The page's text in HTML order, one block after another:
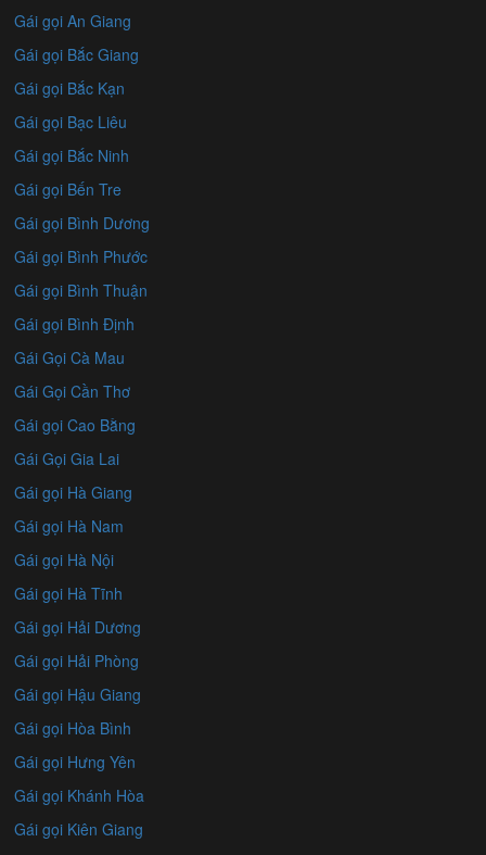
Gái gọi An Giang
Gái gọi Bắc Giang
Gái gọi Bắc Kạn
Gái gọi Bạc Liêu
Gái gọi Bắc Ninh
Gái gọi Bến Tre
Gái gọi Bình Dương
Gái gọi Bình Phước
Gái gọi Bình Thuận
Gái gọi Bình Định
Gái Gọi Cà Mau
Gái Gọi Cần Thơ
Gái gọi Cao Bằng
Gái Gọi Gia Lai
Gái gọi Hà Giang
Gái gọi Hà Nam
Gái gọi Hà Nội
Gái gọi Hà Tĩnh
Gái gọi Hải Dương
Gái gọi Hải Phòng
Gái gọi Hậu Giang
Gái gọi Hòa Bình
Gái gọi Hưng Yên
Gái gọi Khánh Hòa
Gái gọi Kiên Giang